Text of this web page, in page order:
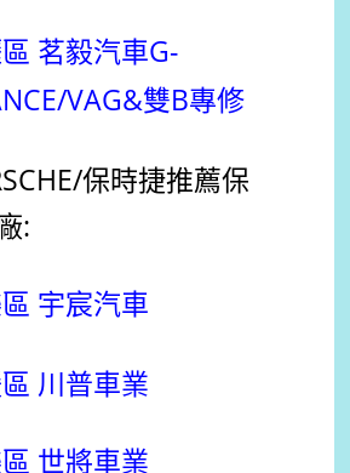
茗毅汽車G-
VAG&雙B專修
/保時捷推薦保
:
宇宸汽車
川普車業
世將車業